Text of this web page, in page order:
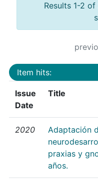
Results 1-2
Item hits:
Issue
Date
Title
2020
Adaptación
praxias y
años.